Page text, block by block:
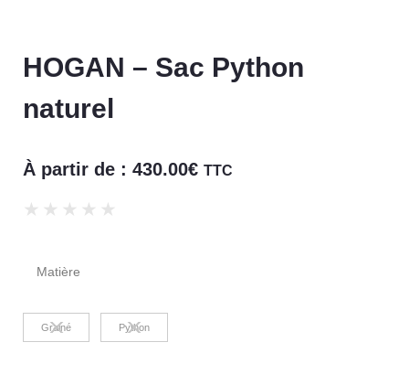
HOGAN – Sac Python
naturel
À partir de : 430.00€ TTC
★ ★ ★ ★ ★
Matière
Grainé Python